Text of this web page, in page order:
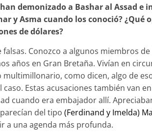
demonizado a Bashar al Assad e
y Asma cuando los conoció? ¿Qué
de dólares?
Conozco a algunos miembros
años en Gran Bretaña. Vivían en
como dicen, algo de
Estas acusaciones también van
cuando era embajador allí.
del tipo (Ferdinand y Imelda)
a una agenda más profunda.